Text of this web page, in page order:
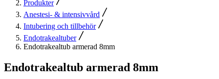
Produkter
Anestesi- & intensivvård
Intubering och tillbehör
Endotrakealtuber
Endotrakealtub armerad 8mm
Endotrakealtub armerad 8mm